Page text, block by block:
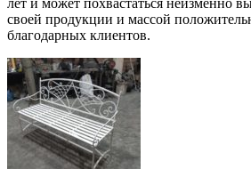
лет и может похвастаться неизменно
своей продукции и массой
благодарных клиентов.